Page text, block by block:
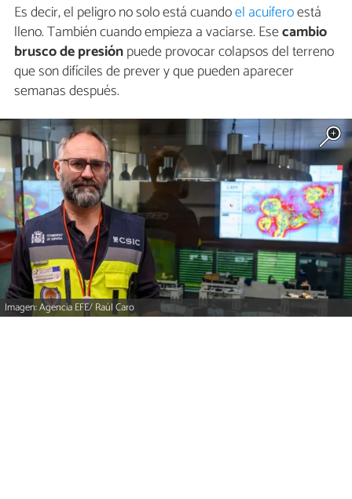
Es decir, el peligro no solo está cuandoel acuíferoestá
lleno. También cuando empieza a vaciarse. Esecambio
brusco de presiónpuede provocar colapsos del terreno
que son difíciles de prever y que pueden aparecer
semanas después.
Imagen: Agencia EFE/ Raúl Caro